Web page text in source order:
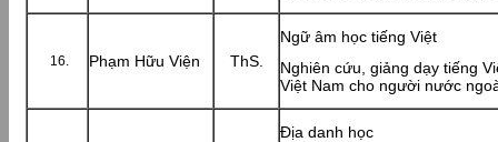
Phạm Hữu Viện ThS.
Ngữ âm học tiếng Việt
Nghiên cứu, giảng dạy tiếng
Việt Nam cho người nước
Địa danh học